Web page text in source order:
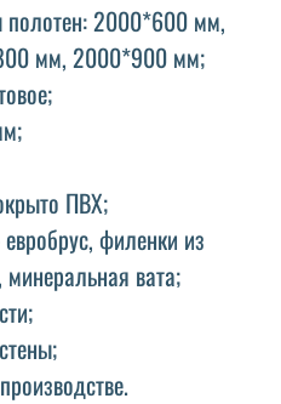
полотен: 2000*600 мм,
мм, 2000*900 мм;
ПВХ;
филенки из
вата;